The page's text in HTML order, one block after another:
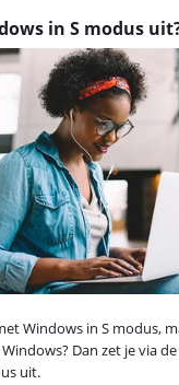
in S modus
Windows in S modus,
Dan zet je via
uit.